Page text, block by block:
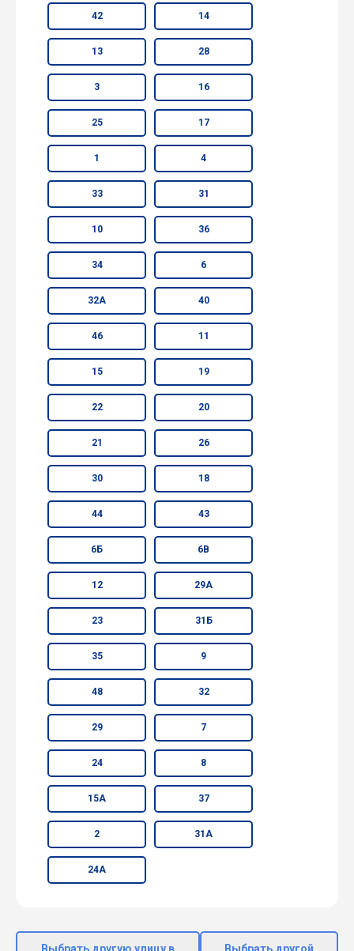
42 14
13 28
3 16
25 17
1 4
33 31
10 36
34 6
32А 40
46 11
15 19
22 20
21 26
30 18
44 43
6Б 6В
12 29А
23 31Б
35 9
48 32
29 7
24 8
15А 37
2 31А
24А